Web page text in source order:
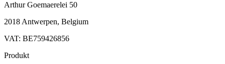
Arthur Goemaerelei 50
2018 Antwerpen, Belgium
VAT: BE759426856
Produkt